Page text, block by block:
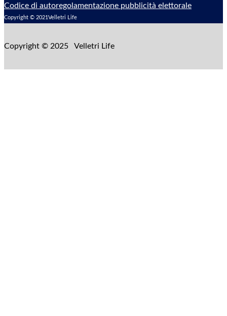
Codice di autoregolamentazione pubblicità elettorale
Copyright © 2021Velletri Life
Copyright © 2025 Velletri Life